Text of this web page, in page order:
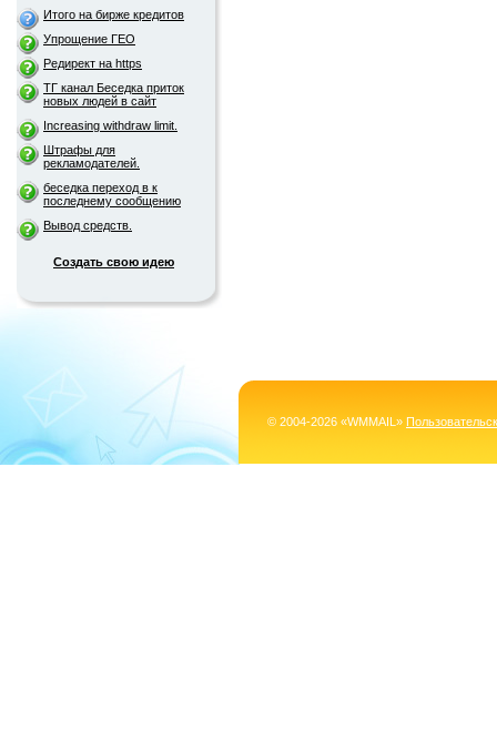
Итого на бирже кредитов
Упрощение ГЕО
Редирект на https
ТГ канал Беседка приток
новых людей в сайт
Increasing withdraw limit.
Штрафы для
рекламодателей.
беседка переход в к
последнему сообщению
Вывод средств.
Создать свою идею
© 2004-2026 «WMMAIL»